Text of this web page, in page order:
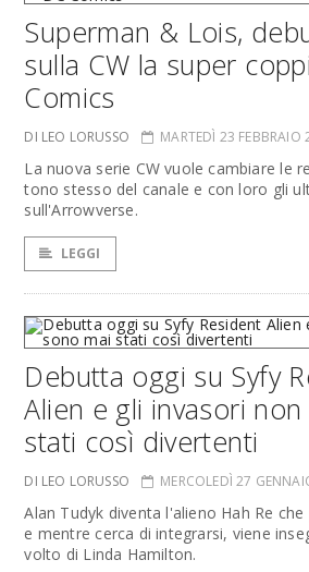
Superman & Lois,
sulla CW la super
Comics
DI LEO LORUSSO MARTEDÌ 23 FEBBRAIO
La nuova serie CW vuole cambiare le
tono stesso del canale e con loro gli
sull'Arrowverse.
LEGGI
Debutta oggi su Syfy
Alien e gli invasori
stati così divertenti
DI LEO LORUSSO MERCOLEDÌ 27
Alan Tudyk diventa l'alieno Hah Re
e mentre cerca di integrarsi, viene
volto di Linda Hamilton.